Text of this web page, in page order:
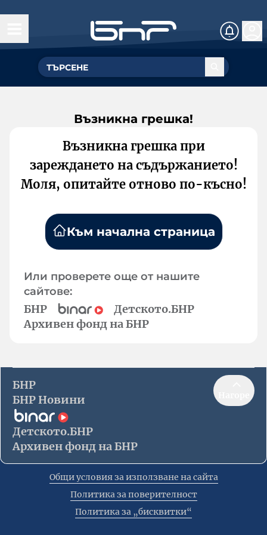
Възникна грешка!
Възникна грешка при
зареждането на съдържанието!
Моля, опитайте отново по-късно!
Към начална страница
Или проверете още от нашите
сайтове:
БНР
Детското.БНР
Архивен фонд на БНР
БНР
БНР Новини
Детското.БНР
Архивен фонд на БНР
Общи условия за използване на сайта
Политика за поверителност
Политика за „бисквитки“